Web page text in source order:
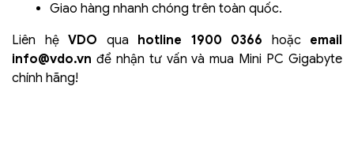
Giao hàng nhanh chóng trên toàn quốc.
Liên hệ VDO qua hotline 1900 0366 hoặc email
info@vdo.vn để nhận tư vấn và mua Mini PC Gigabyte
chính hãng!